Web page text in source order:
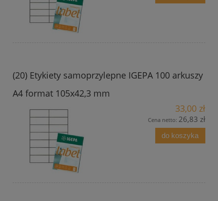
(20) Etykiety samoprzylepne IGEPA 100 arkuszy
A4 format 105x42,3 mm
33,00 zł
Cena netto: 26,83 zł
do koszyka